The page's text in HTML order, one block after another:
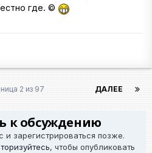
где. ©
ДАЛЕЕ
2 из 97
к обсуждению
зарегистрироваться позже.
, чтобы опубликовать